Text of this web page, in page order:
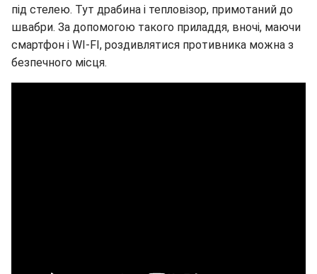
під стелею. Тут драбина і тепловізор, примотаний до
швабри. За допомогою такого приладдя, вночі, маючи
смартфон і WI-FI, роздивлятися противника можна з
безпечного місця.